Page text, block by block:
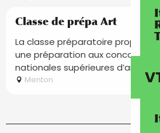
Classe de prépa Art
La classe préparatoire propose
une préparation aux concours
nationales supérieures d’arts et
Menton